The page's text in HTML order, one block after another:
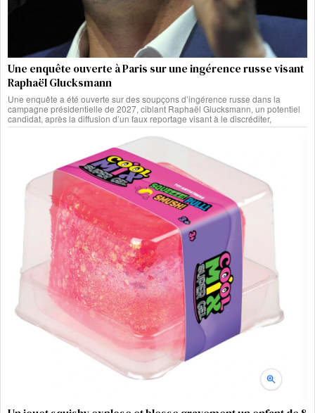
Une enquête ouverte à Paris sur une ingérence russe visant
Raphaël Glucksmann
Une enquête a été ouverte sur des soupçons d’ingérence russe dans la
campagne présidentielle de 2027, ciblant Raphaël Glucksmann, un potentiel
candidat, après la diffusion d’un faux reportage visant à le discréditer,